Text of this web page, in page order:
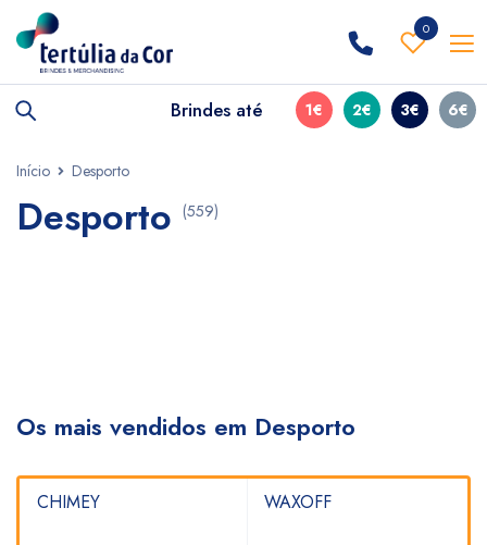
0
Brindes até 1€ 2€ 3€ 6€
Início Desporto
Desporto (559)
Os mais vendidos em Desporto
CHIMEY WAXOFF